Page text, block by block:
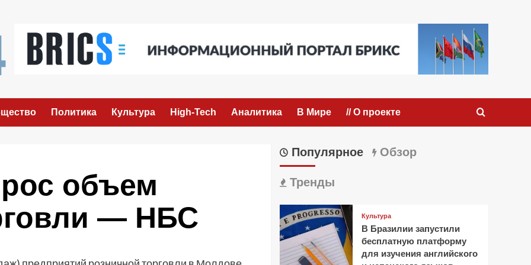
Политика Культура High-Tech Аналитика В Мире // О проекте
объем
— НБС
Популярное Обзор
Тренды
Культура
В Бразилии запустили
бесплатную платформу
для изучения английского